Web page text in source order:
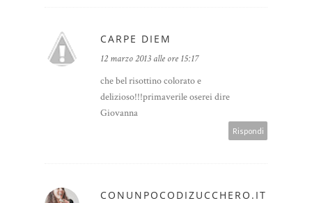
CARPE DIEM
12 marzo 2013 alle ore 15:17
che bel risottino colorato e
delizioso!!!primaverile oserei dire
Giovanna
Rispondi
CONUNPOCODIZUCCHERO.IT